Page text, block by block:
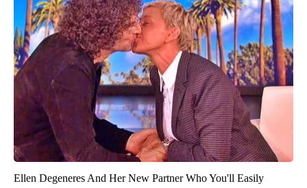
Ellen Degeneres And Her New Partner Who You'll Easily